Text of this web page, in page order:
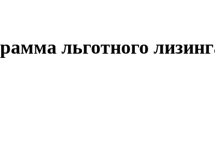
льготного